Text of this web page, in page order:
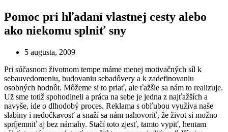
Pomoc pri hľadaní vlastnej cesty alebo
ako niekomu splniť sny
5 augusta, 2009
Pri súčasnom životnom tempe máme menej motivačných síl k
sebauvedomeniu, budovaniu sebadôvery a k zadefinovaniu
osobných hodnôt. Môžeme si to priať, ale ťažšie sa nám to realizuje.
Už sme totiž spohodlneli a práca na sebe je jedna z najťažších a
navyše, ide o dlhodobý proces. Reklama s obľubou využíva naše
slabiny i nedočkavosť a snaží sa nám nahovoriť, že život si možno
spríjemniť aj bez námahy. Stačí toto zjesť, tamto vypiť, hentam